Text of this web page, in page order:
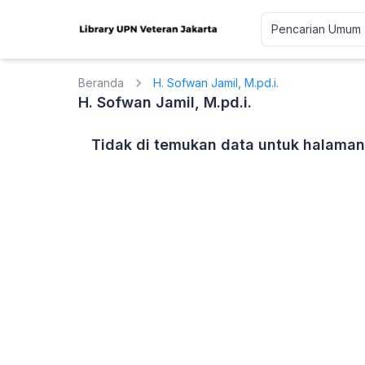
Beranda H. Sofwan Jamil, M.pd.i.
H. Sofwan Jamil, M.pd.i.
Tidak di temukan data untuk